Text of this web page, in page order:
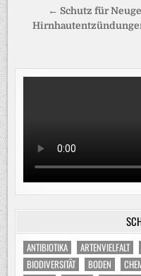
← Schutz für
ANTIBIOTIKA ARTENVIELFALT
BIODIVERSITÄT
BODEN